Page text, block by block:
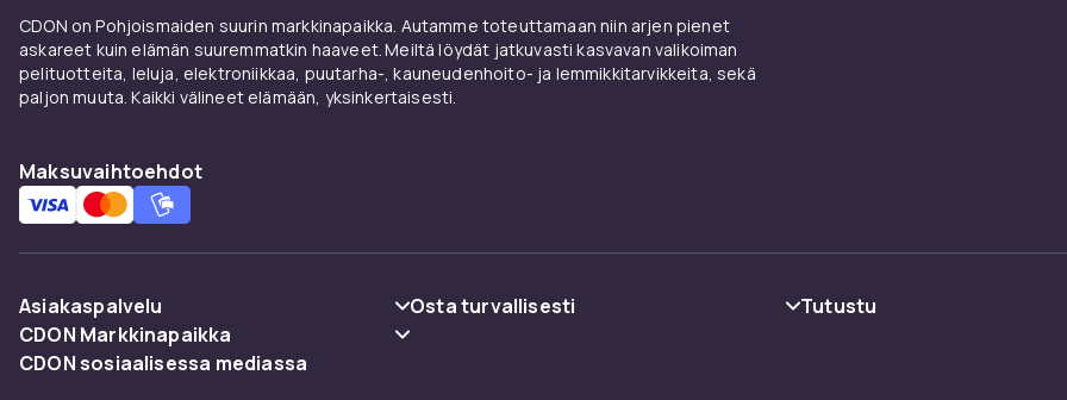
CDON on Pohjoismaiden suurin markkinapaikka. Autamme toteuttamaan niin arjen pienet
askareet kuin elämän suuremmatkin haaveet. Meiltä löydät jatkuvasti kasvavan valikoiman
pelituotteita, leluja, elektroniikkaa, puutarha-, kauneudenhoito- ja lemmikkitarvikkeita, sekä
paljon muuta. Kaikki välineet elämään, yksinkertaisesti.
Maksuvaihtoehdot
Asiakaspalvelu
Usein kysyttyä (UKK)
Osta turvallisesti
Tutustu
CDON Markkinapaikka
Merchant Help Center
CDON sosiaalisessa mediassa